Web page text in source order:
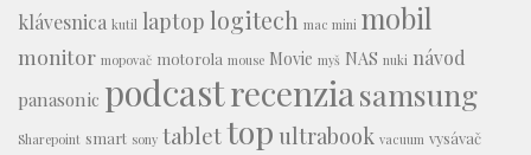
klávesnica kutil laptop logitech mac mini mobil
monitor mopovač motorola mouse Movie myš NAS nuki návod
panasonic podcastrecenziasamsung
Sharepoint smart sony tablettop ultrabook vacuum vysávač